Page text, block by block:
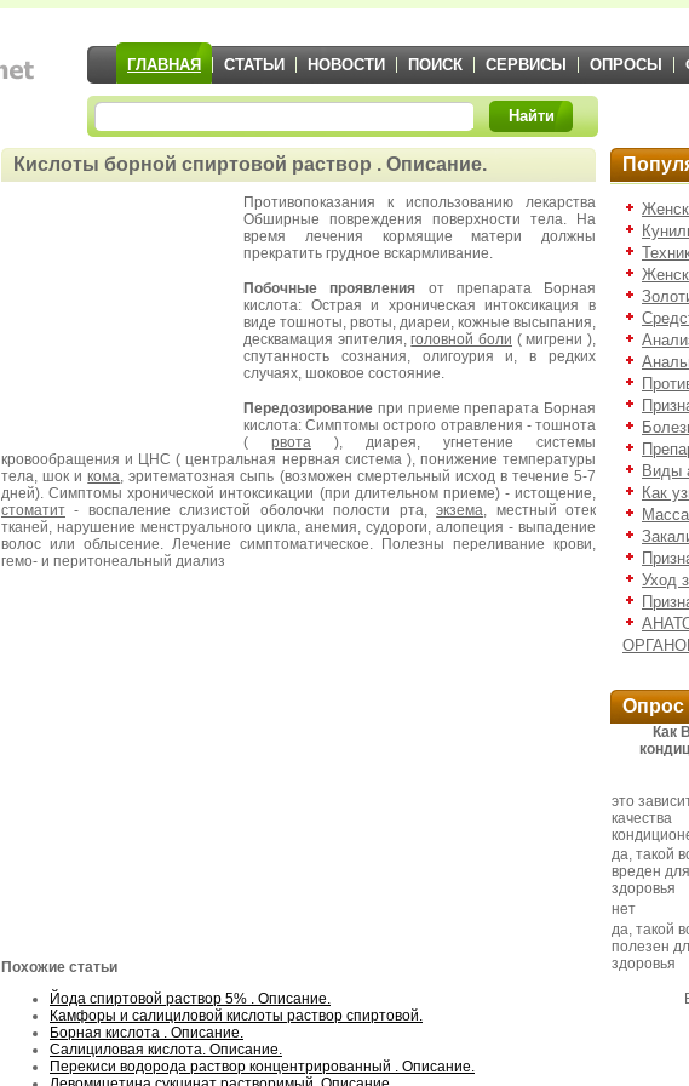
ГЛАВНАЯ СТАТЬИ НОВОСТИ ПОИСК СЕРВИСЫ ОПРОСЫ
Найти
Кислоты борной спиртовой раствор . Описание.
Противопоказания к использованию лекарства
Обширные повреждения поверхности тела. На
время лечения кормящие матери должны
прекратить грудное вскармливание.
Побочные проявления от препарата Борная
кислота: Острая и хроническая интоксикация в
виде тошноты, рвоты, диареи, кожные высыпания,
десквамация эпителия,головной боли ( мигрени ),
спутанность сознания, олигоурия и, в редких
случаях, шоковое состояние.
Передозирование при приеме препарата Борная
кислота: Симптомы острого отравления - тошнота
( рвота ), диарея, угнетение системы
кровообращения и ЦНС ( центральная нервная система ), понижение температуры
тела, шок икома, эритематозная сыпь (возможен смертельный исход в течение 5-7
дней). Симптомы хронической интоксикации (при длительном приеме) - истощение,
стоматит - воспаление слизистой оболочки полости рта,экзема, местный отек
тканей, нарушение менструального цикла, анемия, судороги, алопеция - выпадение
волос или облысение. Лечение симптоматическое. Полезны переливание крови,
гемо- и перитонеальный диализ
Похожие статьи
Йода спиртовой раствор 5% . Описание.
Камфоры и салициловой кислоты раствор спиртовой.
Борная кислота . Описание.
Салициловая кислота. Описание.
Перекиси водорода раствор концентрированный . Описание.
Виды
Как
Уход
Опрос
Как
это
качества
да, такой
вреден для
здоровья
нет
да, такой
полезен
здоровья